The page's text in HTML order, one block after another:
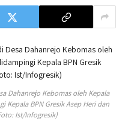
Dahanrejo Kebomas oleh Kepala
Kepala BPN Gresik Asep Heri dan
Ist/Infogresik)